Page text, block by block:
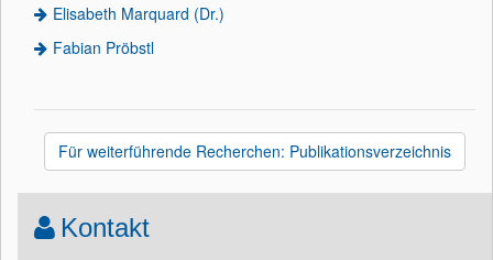
Elisabeth Marquard (Dr.)
Fabian Pröbstl
Für weiterführende Recherchen: Publikationsverzeichnis
Kontakt